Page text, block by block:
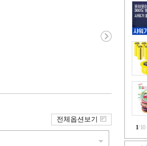
1/10
전체옵션보기